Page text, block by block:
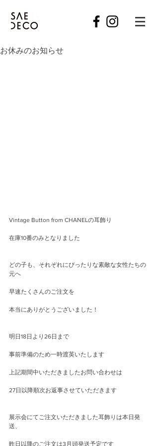
お休みのお知らせ
Vintage Button from CHANELの耳飾り
在庫10番のみとなりました
どの子も、それぞれにぴったりな素敵な女性たちの
元へ
早速たくさんのご注文を
本当にありがとうございました！
明日18日より26日まで
事前準備のため一時渡英いたします
上記期間中いただきましたお問い合わせは
27日以降順次お返事させていただきます
展示会にてご注文いただきました耳飾りは本日発
送、
昨日以降のご注文は3月頭発送予定です